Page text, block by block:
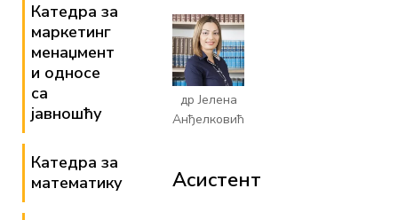
Катедра за
маркетинг
менаџмент
и односе
са
јавношћу
Катедра за
математику
др Јелена
Анђелковић
Асистент